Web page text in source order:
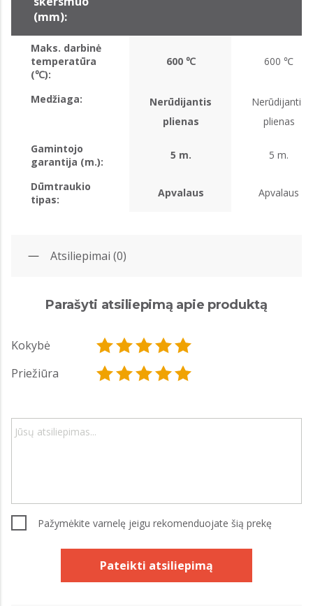
(mm):
Maks. darbinė
temperatūra
(℃):
600 ℃ 600 ℃
Medžiaga:
Nerūdijantis
plienas
Nerūdijantis
plienas
Gamintojo
garantija (m.):
5 m. 5 m.
Dūmtraukio
tipas:
Apvalaus Apvalaus
Atsiliepimai (0)
Parašyti atsiliepimą apie produktą
Kokybė
Priežiūra
Pažymėkite varnelę jeigu rekomenduojate šią prekę
Pateikti atsiliepimą